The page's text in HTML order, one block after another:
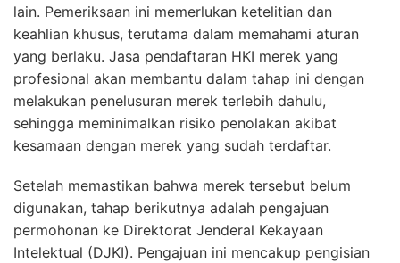
lain. Pemeriksaan ini memerlukan ketelitian dan
keahlian khusus, terutama dalam memahami aturan
yang berlaku. Jasa pendaftaran HKI merek yang
profesional akan membantu dalam tahap ini dengan
melakukan penelusuran merek terlebih dahulu,
sehingga meminimalkan risiko penolakan akibat
kesamaan dengan merek yang sudah terdaftar.
Setelah memastikan bahwa merek tersebut belum
digunakan, tahap berikutnya adalah pengajuan
permohonan ke Direktorat Jenderal Kekayaan
Intelektual (DJKI). Pengajuan ini mencakup pengisian